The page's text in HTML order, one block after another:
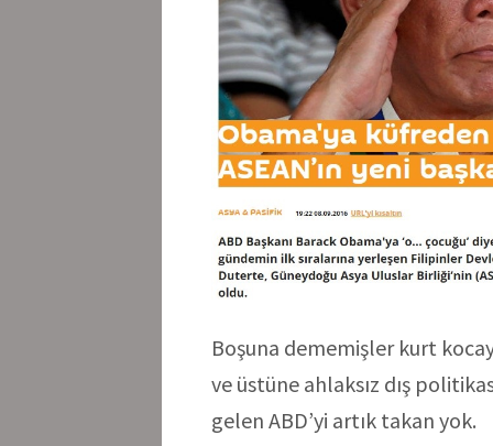
Boşuna dememişler kurt
ve üstüne ahlaksız dış
gelen ABD’yi artık takan yok.